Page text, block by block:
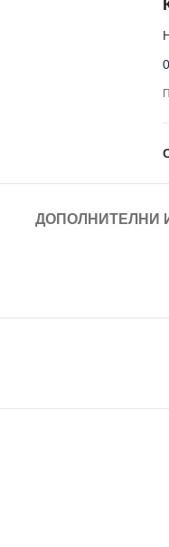
ДОПОЛНИТЕЛНИ